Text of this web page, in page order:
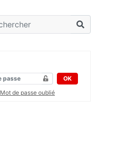
OK
Mot de passe oublié